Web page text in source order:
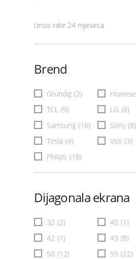
Iznos rate 24 mjeseca
Brend
Grundig (2) Hisense
TCL (9) LG (8)
Samsung (16) Sony (8)
Tesla (4) Vox (3)
Philips (18)
Dijagonala ekrana
32 (2) 40 (1)
42 (1) 43 (8)
50 (12) 55 (22)